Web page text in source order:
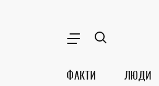
ФАКТИ ЛЮДИ